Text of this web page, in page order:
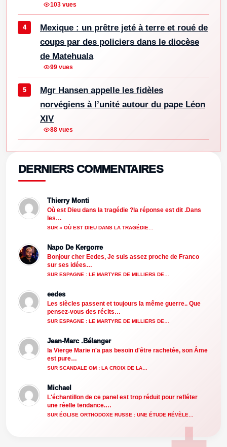
103 vues
Mexique : un prêtre jeté à terre et roué de
coups par des policiers dans le diocèse
de Matehuala
99 vues
Mgr Hansen appelle les fidèles
norvégiens à l’unité autour du pape Léon
XIV
88 vues
DERNIERS COMMENTAIRES
Thierry Monti
Où est Dieu dans la tragédie ?la réponse est dit .Dans
les…
SUR « OÙ EST DIEU DANS LA TRAGÉDIE…
Napo De Kergorre
Bonjour cher Eedes, Je suis assez proche de Franco
sur ses idées…
SUR ESPAGNE : LE MARTYRE DE MILLIERS DE…
eedes
Les siècles passent et toujours la même guerre.. Que
pensez-vous des récits…
SUR ESPAGNE : LE MARTYRE DE MILLIERS DE…
Jean-Marc .Bélanger
la Vierge Marie n'a pas besoin d'être rachetée, son Âme
est pure…
SUR SCANDALE OM : LA CROIX DE LA…
Michael
L'échantillon de ce panel est trop réduit pour refléter
une réelle tendance.…
SUR ÉGLISE ORTHODOXE RUSSE : UNE ÉTUDE RÉVÈLE…